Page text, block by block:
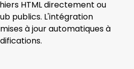
HTML directement ou
publics. L'intégration
à jour automatiques à